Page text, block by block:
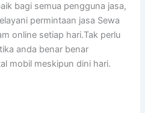
bagi semua pengguna jasa,
permintaan jasa Sewa
online setiap hari.Tak perlu
anda benar benar
mobil meskipun dini hari.